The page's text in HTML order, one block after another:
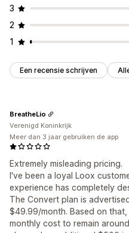
3
2
1
Een recensie schrijven
Extremely misleading pricing.
I've been a loyal Loox
experience has completely
The Convert plan is
$49.99/month. Based on
monthly cost to remain
BreatheLio
Verenigd Koninkrijk
Meer dan 3 jaar gebruiken de app